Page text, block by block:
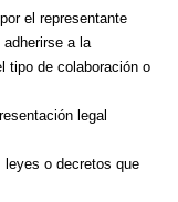
el representante
a la
tipo de colaboración o
legal
o decretos que